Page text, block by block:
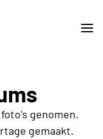
genomen.
gemaakt.